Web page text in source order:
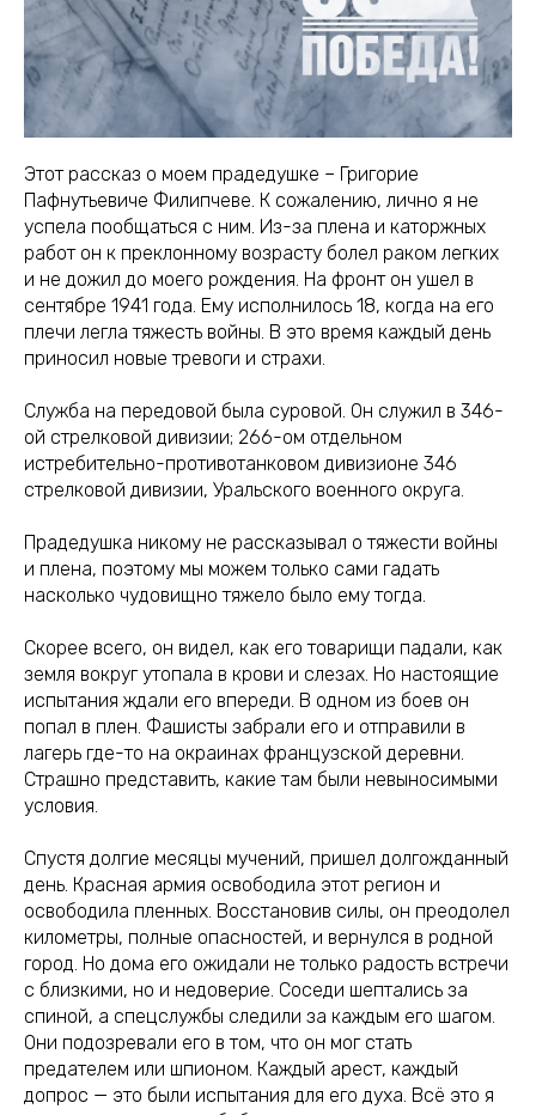
Этот рассказ о моем прадедушке – Григорие
Пафнутьевиче Филипчеве. К сожалению, лично я не
успела пообщаться с ним. Из-за плена и каторжных
работ он к преклонному возрасту болел раком легких
и не дожил до моего рождения. На фронт он ушел в
сентябре 1941 года. Ему исполнилось 18, когда на его
плечи легла тяжесть войны. В это время каждый день
приносил новые тревоги и страхи.
Служба на передовой была суровой. Он служил в 346-
ой стрелковой дивизии; 266-ом отдельном
истребительно-противотанковом дивизионе 346
стрелковой дивизии, Уральского военного округа.
Прадедушка никому не рассказывал о тяжести войны
и плена, поэтому мы можем только сами гадать
насколько чудовищно тяжело было ему тогда.
Скорее всего, он видел, как его товарищи падали, как
земля вокруг утопала в крови и слезах. Но настоящие
испытания ждали его впереди. В одном из боев он
попал в плен. Фашисты забрали его и отправили в
лагерь где-то на окраинах французской деревни.
Страшно представить, какие там были невыносимыми
условия.
Спустя долгие месяцы мучений, пришел долгожданный
день. Красная армия освободила этот регион и
освободила пленных. Восстановив силы, он преодолел
километры, полные опасностей, и вернулся в родной
город. Но дома его ожидали не только радость встречи
с близкими, но и недоверие. Соседи шептались за
спиной, а спецслужбы следили за каждым его шагом.
Они подозревали его в том, что он мог стать
предателем или шпионом. Каждый арест, каждый
допрос — это были испытания для его духа. Всё это я